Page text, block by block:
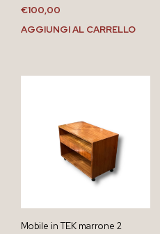
€100,00
AGGIUNGI AL CARRELLO
Mobile in TEK marrone 2